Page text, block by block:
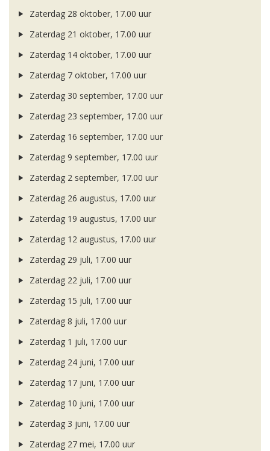
Zaterdag 28 oktober, 17.00 uur
Zaterdag 21 oktober, 17.00 uur
Zaterdag 14 oktober, 17.00 uur
Zaterdag 7 oktober, 17.00 uur
Zaterdag 30 september, 17.00 uur
Zaterdag 23 september, 17.00 uur
Zaterdag 16 september, 17.00 uur
Zaterdag 9 september, 17.00 uur
Zaterdag 2 september, 17.00 uur
Zaterdag 26 augustus, 17.00 uur
Zaterdag 19 augustus, 17.00 uur
Zaterdag 12 augustus, 17.00 uur
Zaterdag 29 juli, 17.00 uur
Zaterdag 22 juli, 17.00 uur
Zaterdag 15 juli, 17.00 uur
Zaterdag 8 juli, 17.00 uur
Zaterdag 1 juli, 17.00 uur
Zaterdag 24 juni, 17.00 uur
Zaterdag 17 juni, 17.00 uur
Zaterdag 10 juni, 17.00 uur
Zaterdag 3 juni, 17.00 uur
Zaterdag 27 mei, 17.00 uur